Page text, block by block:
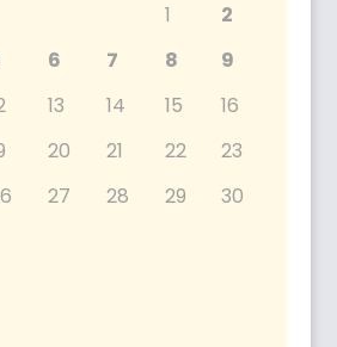
1
2
6 7 8
9
13 14 15
16
20 21 22
23
27 28 29
30